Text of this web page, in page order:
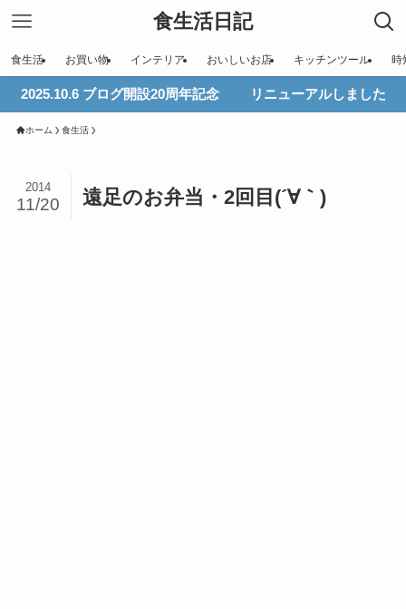
食生活日記
食生活 お買い物 インテリア おいしいお店 キッチンツール 時
2025.10.6 ブログ開設20周年記念 リニューアルしました
ホーム 食生活
遠足のお弁当・2回目(´∀｀)
2014
11/20